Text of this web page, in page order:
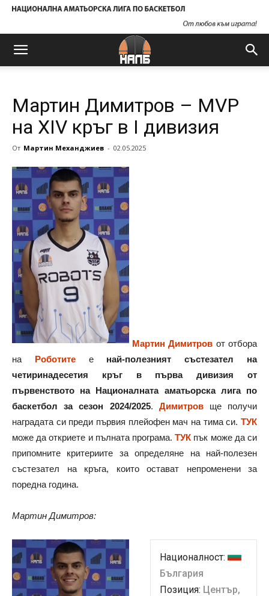
Мартин Димитров – MVP
на XIV кръг в I дивизия
От Мартин Механджиев - 02.05.2025
Мартин Димитров от отбора
на Роботитее най-полезният състезател на
четиринадесетия кръг в първа дивизия от
първенството на Националната аматьорска лига по
баскетбол за сезон 2024/2025. Димитровще получи
наградата си преди първия плейофен мач на тима си. ТУК
може да откриете и пълната програма.ТУК пък може да си
припомните критериите за определяне на най-полезен
състезател на кръга, които остават непроменени за
поредна година.
Мартин Димитров:
Националност:
България
Позиция: Център,